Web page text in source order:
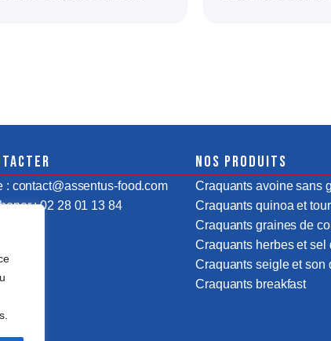
: contact@assentus-food.com
: 02 28 01 13 84
Nos produits
Craquants avoine sans
Craquants quinoa et
Craquants graines de
Craquants herbes et sel
Craquants seigle et son
Craquants breakfast